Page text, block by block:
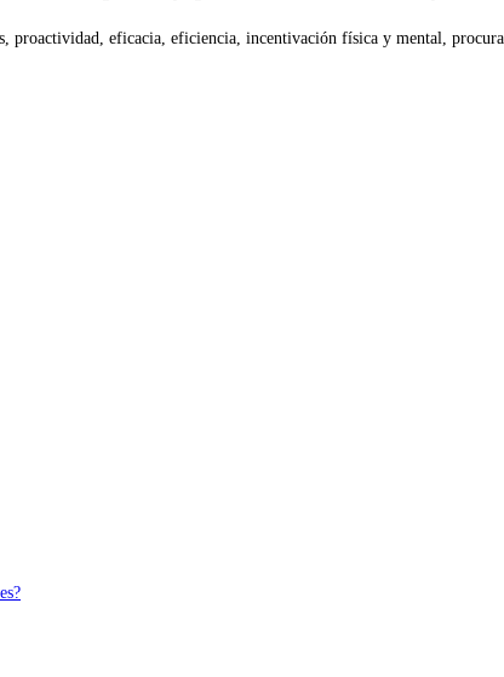
proactividad, eficacia, eficiencia, incentivación física y mental,